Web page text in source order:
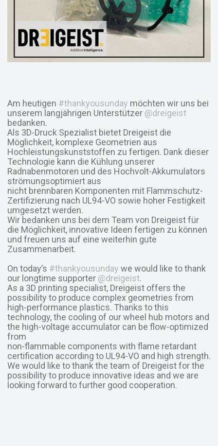
Am heutigen #thankyousunday möchten wir uns bei
unserem langjährigen Unterstützer @dreigeist
bedanken.
Als 3D-Druck Spezialist bietet Dreigeist die
Möglichkeit, komplexe Geometrien aus
Hochleistungskunststoffen zu fertigen. Dank dieser
Technologie kann die Kühlung unserer
Radnabenmotoren und des Hochvolt-Akkumulators
strömungsoptimiert aus
nicht brennbaren Komponenten mit Flammschutz-
Zertifizierung nach UL94-VO sowie hoher Festigkeit
umgesetzt werden.
Wir bedanken uns bei dem Team von Dreigeist für
die Möglichkeit, innovative Ideen fertigen zu können
und freuen uns auf eine weiterhin gute
Zusammenarbeit.
On today’s #thankyousunday we would like to thank
our longtime supporter @dreigeist.
As a 3D printing specialist, Dreigeist offers the
possibility to produce complex geometries from
high-performance plastics. Thanks to this
technology, the cooling of our wheel hub motors and
the high-voltage accumulator can be flow-optimized
from
non-flammable components with flame retardant
certification according to UL94-VO and high strength.
We would like to thank the team of Dreigeist for the
possibility to produce innovative ideas and we are
looking forward to further good cooperation.